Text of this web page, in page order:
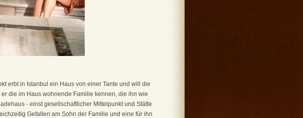
erbt in Istanbul ein Haus von einer Tante und will die
die im Haus wohnende Familie kennen, die ihn wie
- einst gesellschaftlicher Mittelpunkt und Stätte
Gefallen am Sohn der Familie und eine für ihn